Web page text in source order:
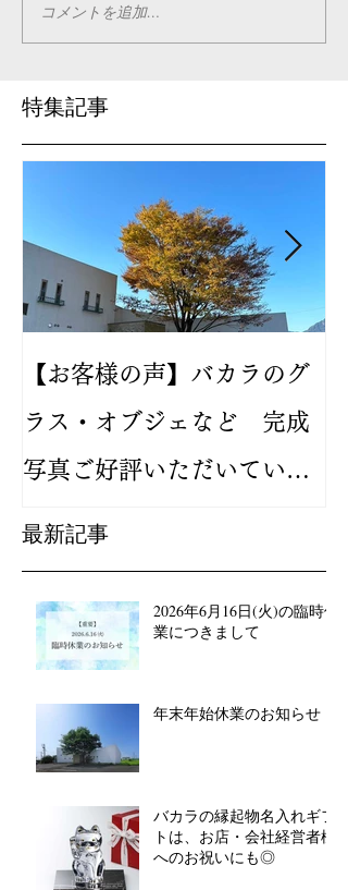
コメントを追加…
特集記事
【お客様の声】バカラのグ
ラス・オブジェなど 完成
写真ご好評いただいていま
最新記事
2026年6月16日(火)の臨時休
業につきまして
年末年始休業のお知らせ
バカラの縁起物名入れギフ
トは、お店・会社経営者様
へのお祝いにも◎